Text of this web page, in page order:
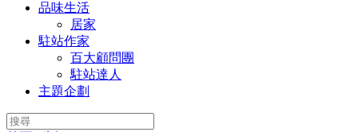
品味生活
居家
駐站作家
百大顧問團
駐站達人
主題企劃